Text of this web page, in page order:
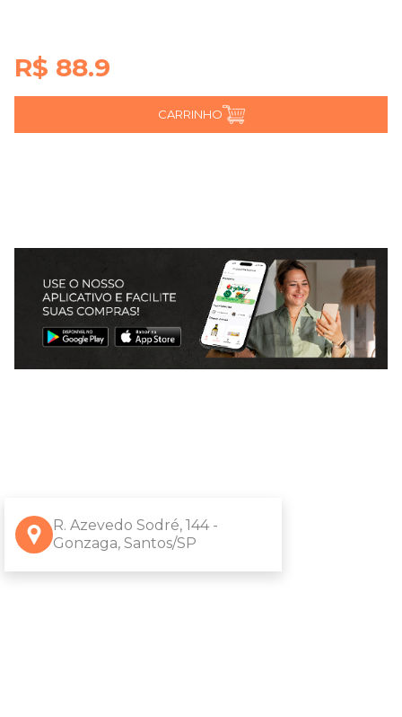
R$ 88.9
CARRINHO
R. Azevedo Sodré, 144 -
Gonzaga, Santos/SP